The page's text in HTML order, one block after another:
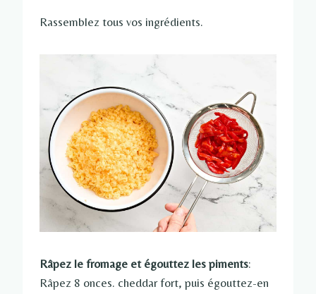
Rassemblez tous vos ingrédients.
Râpez le fromage et égouttez les piments:
Râpez 8 onces. cheddar fort, puis égouttez-en